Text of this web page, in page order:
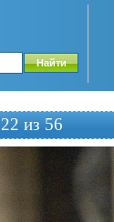
22 из 56